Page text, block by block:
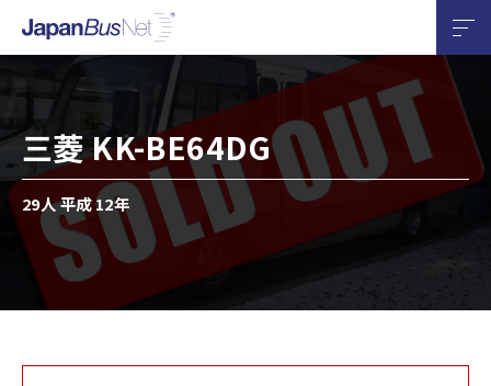
三菱 KK-BE64DG
29人 平成 12年